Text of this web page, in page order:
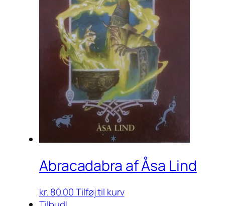
Abracadabra af Åsa Lind
kr. 80.00Tilføj til kurv